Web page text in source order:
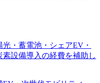
・蓄電池・シェアEV・
設備導入の経費を補助し